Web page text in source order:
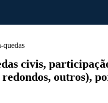
quedas
civis,
outros),